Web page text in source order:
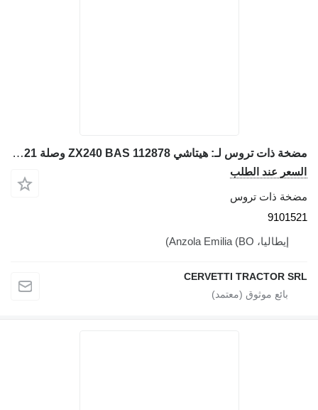
مضخة ذات تروس لـ: هيتاشي ZX240 BAS 112878 وصلة 9101521 لـ حفارة HITACHI ZX240 BAS 112878
عند الطلب
ذات تروس
إيطاليا، Anzola Emilia (BO)
CERVETTI TRACTOR